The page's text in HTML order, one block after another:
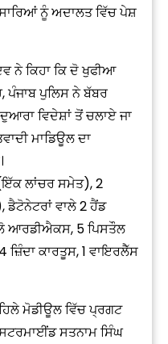
ਨੂੰ ਅਦਾਲਤ ਵਿੱਚ ਪੇਸ਼
ਨੇ ਕਿਹਾ ਕਿ ਦੋ ਖੁਫੀਆ
ਪੰਜਾਬ ਪੁਲਿਸ ਨੇ ਬੱਬਰ
ਵਿਦੇਸ਼ਾਂ ਤੋਂ ਚਲਾਏ ਜਾ
ਮਾਡਿਊਲ ਦਾ
ਲਾਂਚਰ ਸਮੇਤ), 2
ਵਾਲੇ 2 ਹੈਂਡ
ਆਰਡੀਐਕਸ, 5 ਪਿਸਤੌਲ
ਕਾਰਤੂਸ, 1 ਵਾਇਰਲੈੱਸ
ਮੋਡੀਊਲ ਵਿੱਚ ਪ੍ਰਗਟ
ਸਤਨਾਮ ਸਿੰਘ